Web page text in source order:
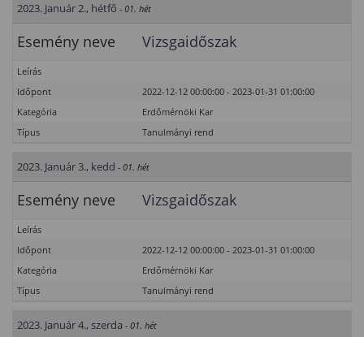
2023. Január 2., hétfő - 01. hét
Esemény neve Vizsgaidőszak
Leírás
Időpont
2022-12-12 00:00:00 - 2023-01-31 01:00:00
Kategória
Erdőmérnöki Kar
Típus
Tanulmányi rend
2023. Január 3., kedd - 01. hét
Esemény neve Vizsgaidőszak
Leírás
Időpont
2022-12-12 00:00:00 - 2023-01-31 01:00:00
Kategória
Erdőmérnöki Kar
Típus
Tanulmányi rend
2023. Január 4., szerda - 01. hét